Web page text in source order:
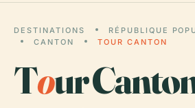
DESTINATIONS
RÉPUBLIQUE
CANTON
TOUR CANTON
Tour